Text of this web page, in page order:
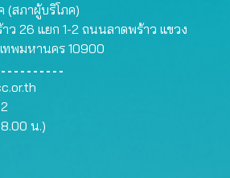
(สภาผู้บริโภค)
าว 26 แยก 1-2 ถนนลาดพร้าว แขวง
ทพมหานคร 10900
น.)